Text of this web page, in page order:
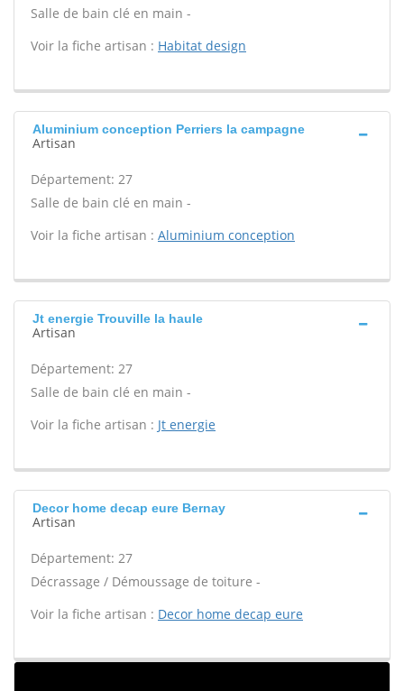
Salle de bain clé en main -
Voir la fiche artisan : Habitat design
Aluminium conception Perriers la campagne
Artisan
Département: 27
Salle de bain clé en main -
Voir la fiche artisan : Aluminium conception
Jt energie Trouville la haule
Artisan
Département: 27
Salle de bain clé en main -
Voir la fiche artisan : Jt energie
Decor home decap eure Bernay
Artisan
Département: 27
Décrassage / Démoussage de toiture -
Voir la fiche artisan : Decor home decap eure